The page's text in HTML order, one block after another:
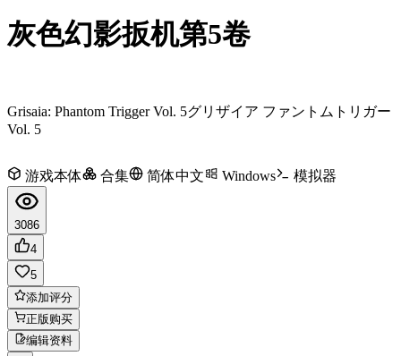
灰色幻影扳机第5卷
Grisaia: Phantom Trigger Vol. 5グリザイア ファントムトリガー
Vol. 5
游戏本体 合集 简体中文 Windows 模拟器
3086
4
5
添加评分
正版购买
编辑资料